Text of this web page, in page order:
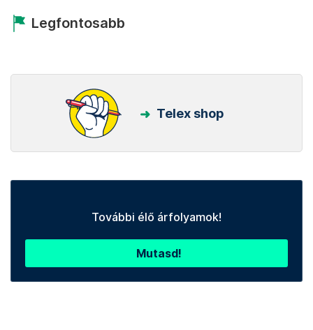
Legfontosabb
Telex shop
További élő árfolyamok!
Mutasd!